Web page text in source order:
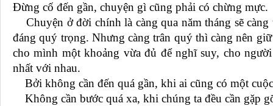
Đừng cố đến gần, chuyện gì cũng phải có chừng mực.
Chuyện ở đời chính là càng qua năm tháng sẽ
đáng quý trọng. Nhưng càng trân quý thì càng nên
cho mình một khoảng vừa đủ để nghĩ suy, cho
nhất với nhau.
Bởi không cần đến quá gần, khi ai cũng có một
Không cần bước quá xa, khi chúng ta đều cần gặp